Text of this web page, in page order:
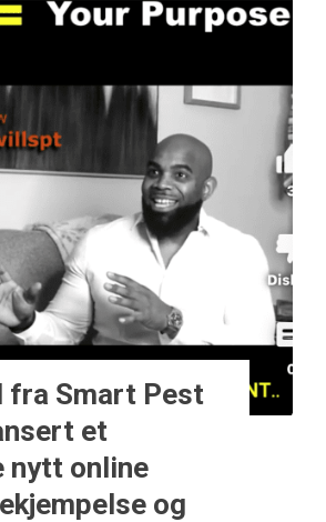
fra Smart Pest
et
nytt online
og